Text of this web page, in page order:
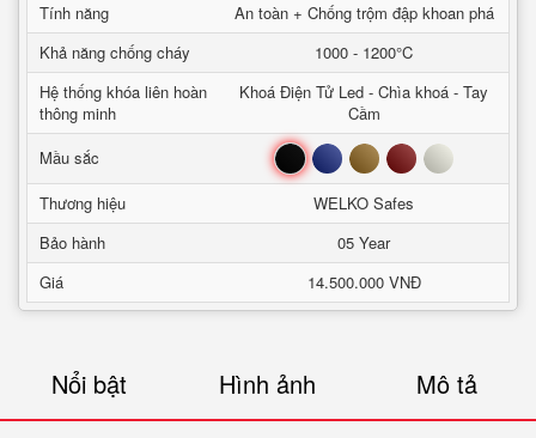
Tính năng
An toàn + Chống trộm đập khoan phá
Khả năng chống cháy
1000 - 1200°C
Hệ thống khóa liên hoàn
thông minh
Khoá Điện Tử Led - Chìa khoá - Tay
Cầm
Mầu sắc
Đen Xanh Nâu Đỏ Trắng
Thương hiệu
WELKO Safes
Bảo hành
05 Year
Giá
14.500.000 VNĐ
Nổi bật Hình ảnh Mô tả